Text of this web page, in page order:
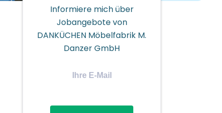
Informiere mich über
Jobangebote von
DANKÜCHEN Möbelfabrik M.
Danzer GmbH